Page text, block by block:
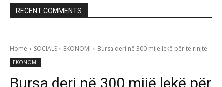
RECENT COMMENTS